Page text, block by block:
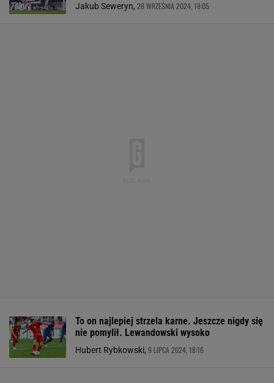
Jakub Seweryn, 28 WRZEŚNIA 2024, 18:05
To on najlepiej strzela karne. Jeszcze nigdy się
nie pomylił. Lewandowski wysoko
Hubert Rybkowski, 9 LIPCA 2024, 18:16